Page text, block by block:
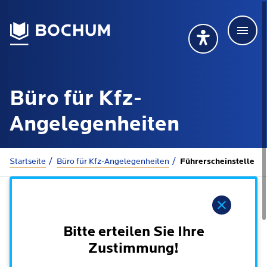
Übersetzung
Deutsch
Büro für Kfz-
Angelegenheiten
Startseite Büro für Kfz-Angelegenheiten Führerscheinstelle
Bitte erteilen Sie Ihre
Zustimmung!
Übersetzung wählen (öffnet sich in Google
Deutsch
115 anrufen
Rathaus
Dienstleistungen von A-Z
Online-Terminbuchung
Dienstleistungen nach Lebenslagen